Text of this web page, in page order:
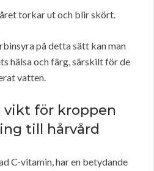
torkar ut och blir skört.
på detta sätt kan man
hälsa och färg, särskilt för de
vatten.
vikt för kroppen
till hårvård
C-vitamin, har en betydande